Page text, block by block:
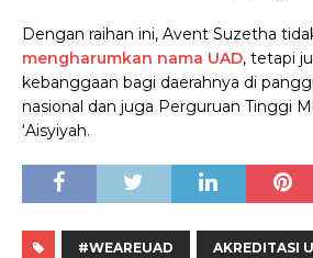
Dengan raihan ini, Avent Suzetha
mengharumkan nama UAD, tetapi
kebanggaan bagi daerahnya di
nasional dan juga Perguruan Tinggi
‘Aisyiyah.
#WEAREUAD AKREDITASI